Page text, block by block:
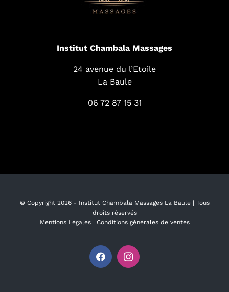
Institut Chambala Massages
24 avenue du l’Etoile
La Baule
06 72 87 15 31
© Copyright 2026 - Institut Chambala Massages La Baule| Tous
droits réservés
Mentions Légales| Conditions générales de ventes
FacebookInstagram